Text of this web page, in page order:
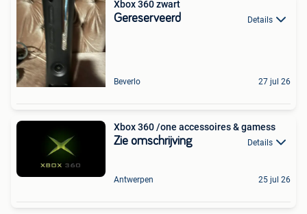
Xbox 360 zwart
Gereserveerd Details
Beverlo 27 jul 26
Xbox 360 /one accessoires & gamess
Zie omschrijving Details
Antwerpen 25 jul 26